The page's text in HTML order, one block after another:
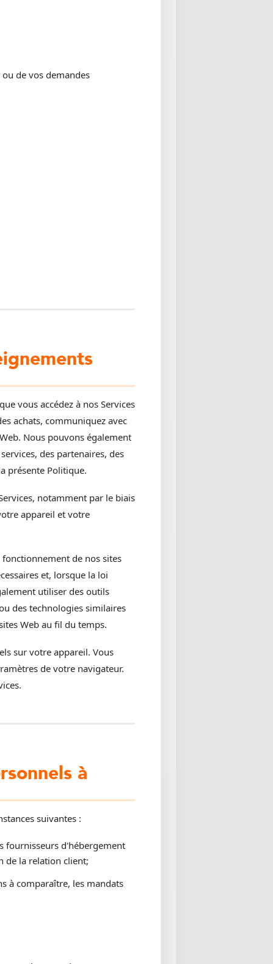
de vos demandes
vous accédez à nos Services
achats, communiquez avec
Nous pouvons également
des partenaires, des
présente Politique.
notamment par le biais
appareil et votre
de nos sites
et, lorsque la loi
utiliser des outils
des technologies similaires
Web au fil du temps.
sur votre appareil. Vous
de votre navigateur.
à
suivantes :
fournisseurs d'hébergement
de la relation client;
à comparaître, les mandats